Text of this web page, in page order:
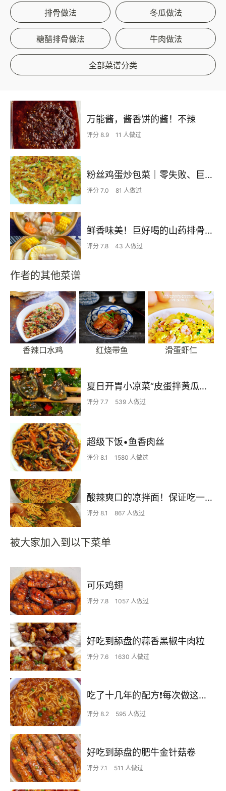
排骨做法 冬瓜做法
糖醋排骨做法 牛肉做法
全部菜谱分类
万能酱，酱香饼的酱！不辣
评分 8.9 11 人做过
粉丝鸡蛋炒包菜｜零失败、巨下饭
评分 7.0 81 人做过
鲜香味美！巨好喝的山药排骨汤！！
评分 7.8 43 人做过
作者的其他菜谱
香辣口水鸡 红烧带鱼 滑蛋虾仁
夏日开胃小凉菜“皮蛋拌黄瓜🥒”开胃减脂
评分 7.7 539 人做过
超级下饭•鱼香肉丝
评分 8.1 1580 人做过
酸辣爽口的凉拌面！保证吃一次就上瘾
评分 8.1 867 人做过
被大家加入到以下菜单
可乐鸡翅
评分 7.8 1057 人做过
好吃到舔盘的蒜香黑椒牛肉粒
评分 7.6 1630 人做过
吃了十几年的配方❗️每次做这至少吃2碗
评分 8.2 595 人做过
好吃到舔盘的肥牛金针菇卷
评分 7.1 511 人做过